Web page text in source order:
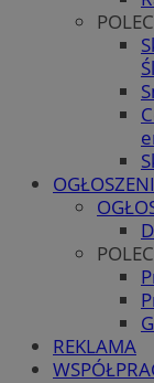
REKLAMA